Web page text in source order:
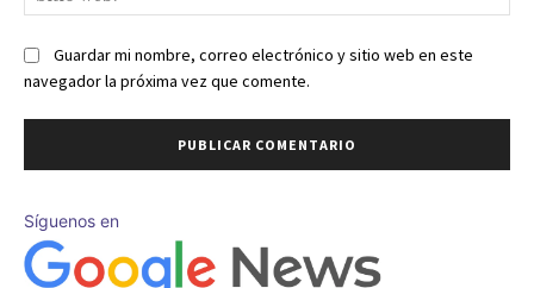
Guardar mi nombre, correo electrónico y sitio web en este
navegador la próxima vez que comente.
Síguenos en